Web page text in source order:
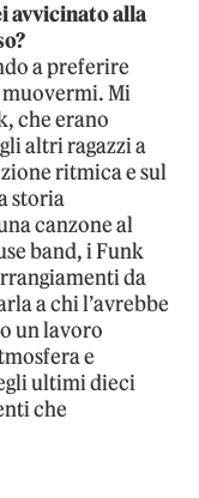
avvicinato alla
a preferire
muovermi. Mi
che erano
altri ragazzi a
ritmica e sul
storia
canzone al
band, i Funk
da
a chi l’avrebbe
un lavoro
e
ultimi dieci
che